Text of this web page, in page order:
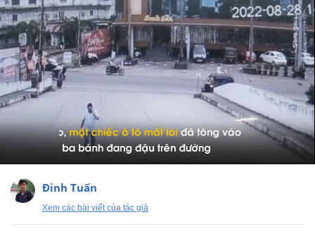
Đinh Tuấn
Xem các bài viết của tác giả